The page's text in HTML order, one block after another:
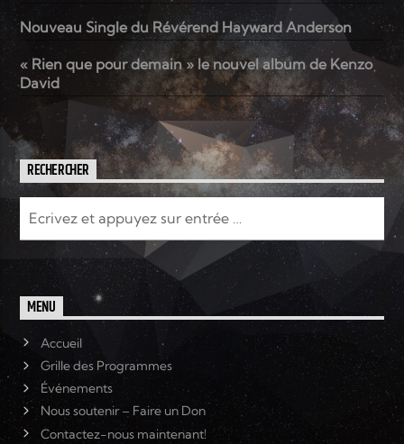
Nouveau Single du Révérend Hayward Anderson
« Rien que pour demain » le nouvel album de Kenzo
David
RECHERCHER
MENU
Accueil
Grille des Programmes
Événements
Nous soutenir – Faire un Don
Contactez-nous maintenant!